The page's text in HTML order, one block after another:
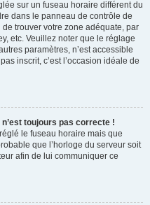
sur un fuseau horaire différent du
dans le panneau de contrôle de
trouver votre zone adéquate, par
etc. Veuillez noter que le réglage
paramètres, n’est accessible
inscrit, c’est l’occasion idéale de
toujours pas correcte !
le fuseau horaire mais que
que l’horloge du serveur soit
afin de lui communiquer ce